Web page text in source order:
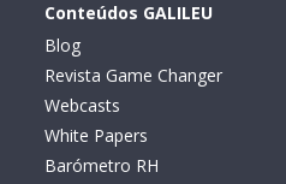
Conteúdos GALILEU
Blog
Revista Game Changer
Webcasts
White Papers
Barómetro RH